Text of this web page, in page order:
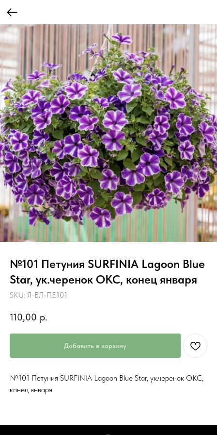
№101 Петуния SURFINIA Lagoon Blue
Star, ук.черенок ОКС, конец января
SKU: Я-БЛ-ПЕ101
110,00 р.
Добавить в корзину
№101 Петуния SURFINIA Lagoon Blue Star, ук.черенок ОКС,
конец января